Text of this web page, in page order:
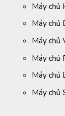
Máy chủ
Máy chủ
Máy chủ
Máy chủ
Máy chủ
Máy chủ